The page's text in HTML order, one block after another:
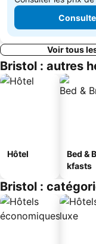
Voir tous
Bristol : autres
Hôtel
Bed &
kfasts
Bristol :